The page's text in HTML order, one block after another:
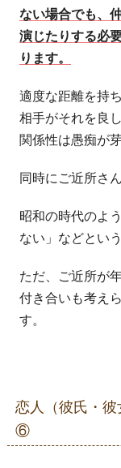
ない場合でも、
演じたりする必
ります。
適度な距離を持
相手がそれを良
関係性は愚痴が
同時にご近所さ
昭和の時代のよ
ない」などとい
ただ、ご近所が
付き合いも考え
す。
恋人（彼氏・
⑥